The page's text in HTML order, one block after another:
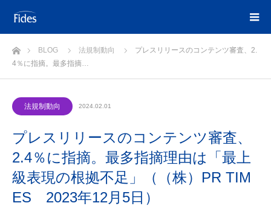
ホームBLOG 法規制動向
プレスリリースのコンテンツ審査、2.
4％に指摘。最多指摘…
法規制動向 2024.02.01
プレスリリースのコンテンツ審査、
2.4％に指摘。最多指摘理由は「最上
級表現の根拠不足」（（株）PR TIM
ES 2023年12月5日）